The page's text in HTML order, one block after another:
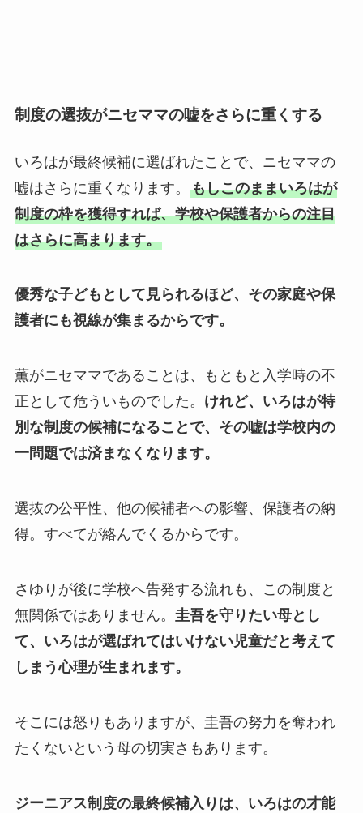
制度の選抜がニセママの嘘をさらに重くする
いろはが最終候補に選ばれたことで、ニセママの
嘘はさらに重くなります。 もしこのままいろはが
制度の枠を獲得すれば、学校や保護者からの注目
はさらに高まります。
優秀な子どもとして見られるほど、その家庭や保
護者にも視線が集まるからです。
薫がニセママであることは、もともと入学時の不
正として危ういものでした。 けれど、いろはが特
別な制度の候補になることで、その嘘は学校内の
一問題では済まなくなります。
選抜の公平性、他の候補者への影響、保護者の納
得。すべてが絡んでくるからです。
さゆりが後に学校へ告発する流れも、この制度と
無関係ではありません。 圭吾を守りたい母とし
て、いろはが選ばれてはいけない児童だと考えて
しまう心理が生まれます。
そこには怒りもありますが、圭吾の努力を奪われ
たくないという母の切実さもあります。
ジーニアス制度の最終候補入りは、いろはの才能